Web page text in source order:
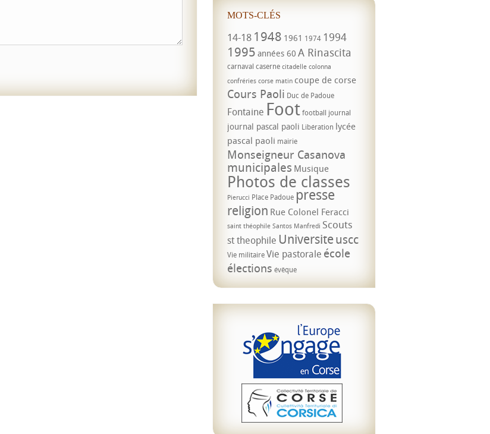
MOTS-CLÉS
14-18 1948 1961 1974 1994
1995 années 60 A Rinascita
carnaval caserne citadelle colonna
confréries corse matin coupe de corse
Cours Paoli Duc de Padoue
Fontaine Footfootball journal
journal pascal paoli Libération lycée
pascal paoli mairie
Monseigneur Casanova
municipales Musique
Photos de classes
Pierucci Place Padoue presse
religion Rue Colonel Feracci
saint théophile Santos Manfredi Scouts
st theophile Universiteuscc
Vie militaireVie pastorale école
élections évêque